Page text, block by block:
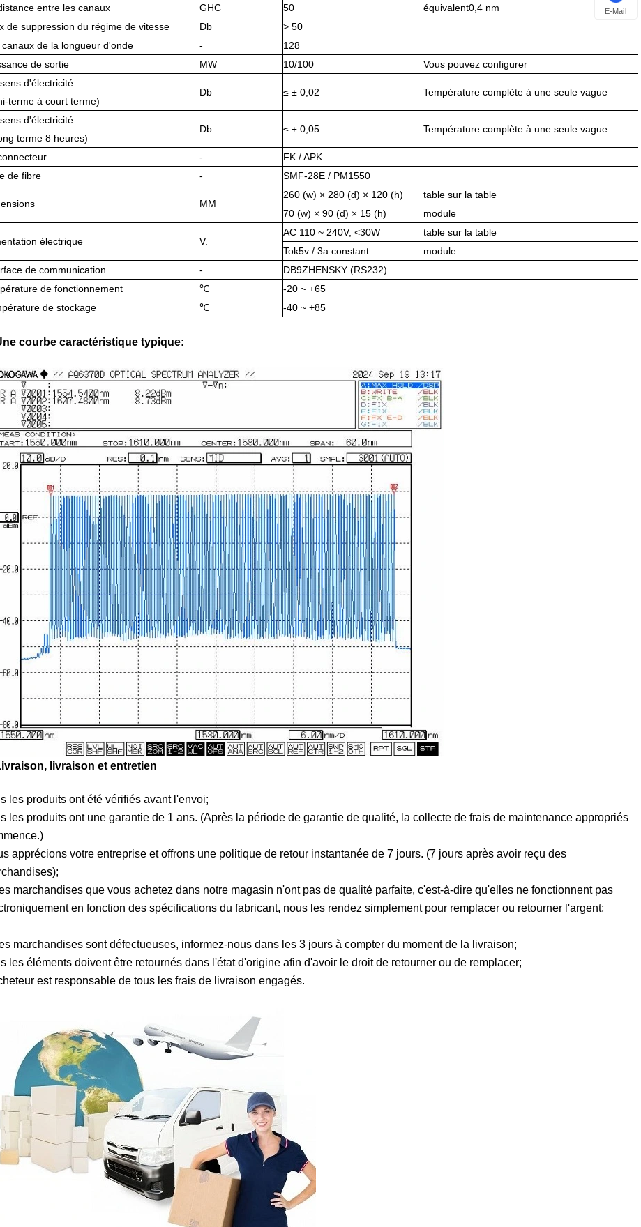
entre les canaux
GHC 50
équivalent0,4 nm
de suppression du régime de vitesse
Db
> 50
canaux de la longueur d'onde
-
128
de sortie
MW 10/100
Vous pouvez configurer
d'électricité
terme à court terme)
Db ≤ ± 0,02 Température complète à une seule vague
d'électricité
terme 8 heures)
Db ≤ ± 0,05 Température complète à une seule vague
-
FK / APK
de fibre
- SMF-28E / PM1550
MM
260 (w) × 280 (d) × 120 (h)
table sur la table
70 (w) × 90 (d) × 15 (h)
module
électrique V.
AC 110 ~ 240V, <30W
table sur la table
Tok5v / 3a constant
module
de communication
-
DB9ZHENSKY (RS232)
de fonctionnement
℃
-20 ~ +65
de stockage
℃ -40 ~ +85
courbe caractéristique typique:
livraison et entretien
les produits ont été vérifiés avant l'envoi;
les produits ont une garantie de 1 ans. (Après la période de garantie de qualité, la collecte de frais de maintenance appropriés
apprécions votre entreprise et offrons une politique de retour instantanée de 7 jours. (7 jours après avoir reçu des
marchandises que vous achetez dans notre magasin n'ont pas de qualité parfaite, c'est-à-dire qu'elles ne fonctionnent pas
en fonction des spécifications du fabricant, nous les rendez simplement pour remplacer ou retourner l'argent;
marchandises sont défectueuses, informez-nous dans les 3 jours à compter du moment de la livraison;
les éléments doivent être retournés dans l'état d'origine afin d'avoir le droit de retourner ou de remplacer;
est responsable de tous les frais de livraison engagés.
E-Mail